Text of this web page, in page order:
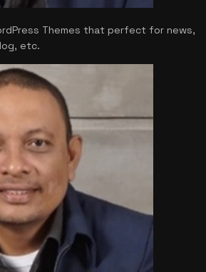
Themes that perfect for news,
etc.